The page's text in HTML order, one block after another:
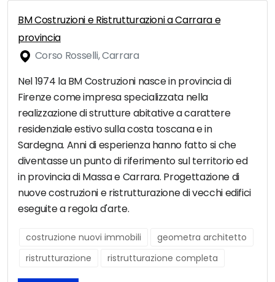
BM Costruzioni e Ristrutturazioni a Carrara e
provincia
Corso Rosselli, Carrara
Nel 1974 la BM Costruzioni nasce in provincia di
Firenze come impresa specializzata nella
realizzazione di strutture abitative a carattere
residenziale estivo sulla costa toscana e in
Sardegna. Anni di esperienza hanno fatto si che
diventasse un punto di riferimento sul territorio ed
in provincia di Massa e Carrara. Progettazione di
nuove costruzioni e ristrutturazione di vecchi edifici
eseguite a regola d'arte.
costruzione nuovi immobili
geometra architetto
ristrutturazione
ristrutturazione completa